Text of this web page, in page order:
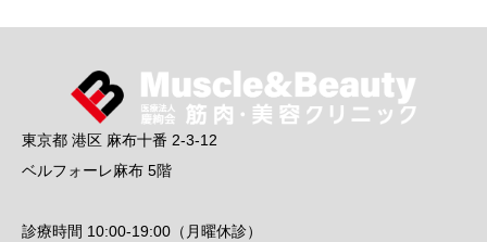
東京都 港区 麻布十番 2-3-12
ベルフォーレ麻布 5階
診療時間 10:00-19:00（月曜休診）